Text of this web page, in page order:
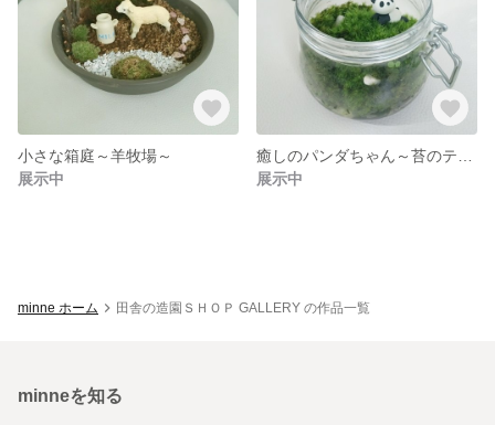
小さな箱庭～羊牧場～
展示中
展示中
minne ホーム 田舎の造園ＳＨＯＰ GALLERY の作品一覧
minneを知る